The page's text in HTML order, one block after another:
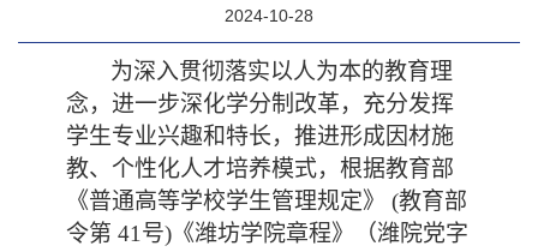
2024-10-28
为深入贯彻落实以人为本的教育理
念，进一步深化学分制改革，充分发挥
学生专业兴趣和特长，推进形成因材施
教、个性化人才培养模式，根据教育部
《普通高等学校学生管理规定》
(教育部
令第 41号)《潍坊学院章程》（潍院党字